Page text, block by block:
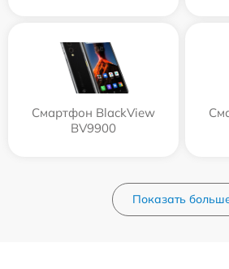
Смартфон BlackView
BV9900
Показать